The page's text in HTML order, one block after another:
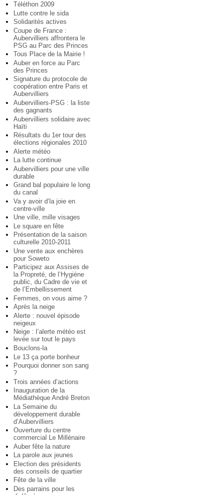
Téléthon 2009
Lutte contre le sida
Solidarités actives
Coupe de France :
Aubervilliers affrontera le
PSG au Parc des Princes
Tous Place de la Mairie !
Auber en force au Parc
des Princes
Signature du protocole de
coopération entre Paris et
Aubervilliers
Aubervilliers-PSG : la liste
des gagnants
Aubervilliers solidaire avec
Haïti
Résultats du 1er tour des
élections régionales 2010
Alerte météo
La lutte continue
Aubervilliers pour une ville
durable
Grand bal populaire le long
du canal
Va y avoir d’la joie en
centre-ville
Une ville, mille visages
Le square en fête
Présentation de la saison
culturelle 2010-2011
Une vente aux enchères
pour Soweto
Participez aux Assises de
la Propreté, de l’Hygiène
public, du Cadre de vie et
de l’Embellissement
Femmes, on vous aime ?
Après la neige
Alerte : nouvel épisode
neigeux
Neige : l’alerte météo est
levée sur tout le pays
Bouclons-la
Le 13 ça porte bonheur
Pourquoi donner son sang
?
Trois années d’actions
Inauguration de la
Médiathèque André Breton
La Semaine du
développement durable
d’Aubervilliers
Ouverture du centre
commercial Le Millénaire
Auber fête la nature
La parole aux jeunes
Election des présidents
des conseils de quartier
Fête de la ville
Des parrains pour les